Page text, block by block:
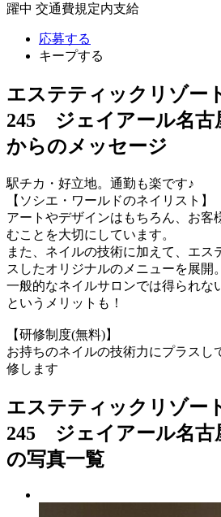
躍中 交通費規定内支給
応募する
キープする
エステティックリゾ
245 ジェイアール名古
からのメッセージ
駅チカ・好立地。通勤も楽です♪
【ソシエ・ワールドのネイリスト】
アートやデザインはもちろん、お客
むことを大切にしています。
また、ネイルの技術に加えて、エス
スしたオリジナルのメニューを展開。
一般的なネイルサロンでは得られな
というメリットも！
【研修制度(無料)】
お持ちのネイルの技術力にプラスし
修します
エステティックリゾ
245 ジェイアール名古
の写真一覧